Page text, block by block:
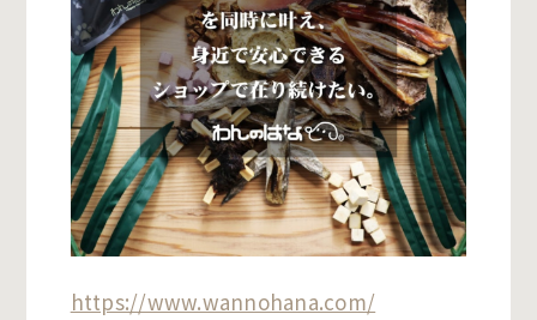
https://www.wannohana.com/